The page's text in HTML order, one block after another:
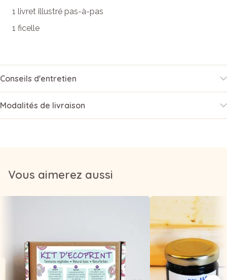
1 livret illustré pas-à-pas
1 ficelle
Conseils d'entretien
Modalités de livraison
Vous aimerez aussi